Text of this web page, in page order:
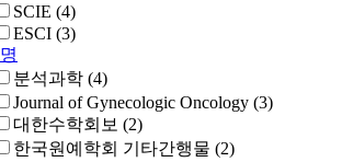
SCIE (4)
ESCI (3)
분석과학 (4)
Journal of Gynecologic Oncology (3)
대한수학회보 (2)
한국원예학회 기타간행물 (2)